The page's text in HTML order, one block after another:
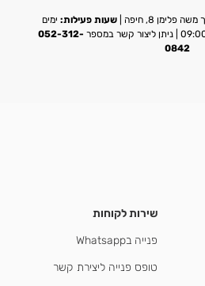
8, חיפה | שעות פעילות: ימים
052-312-
0842
שירות לקוחות
פנייה בWhatsapp
טופס פנייה ליצירת קשר